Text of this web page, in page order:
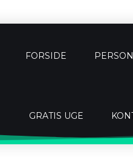
FORSIDE
GRATIS UGE